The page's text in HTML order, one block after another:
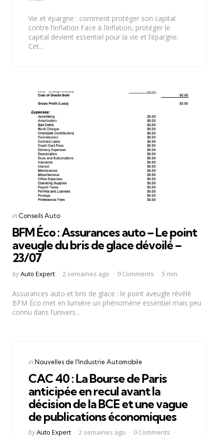
Vie et épargne : comment protéger son capital
contre l’inflation Face à l’inflation, protéger le
capital devient essentiel pour la vie et l’épargne.
Cet...
Categories
Posted
in Conseils Auto
BFM Éco : Assurances auto – Le point
aveugle du bris de glace dévoilé –
23/07
Posted
byAuto Expert 2 semaines ago 0 Comments 5 min
Assurances auto et bris de glace : le point aveugle révélé
BFM Éco met en lumière un phénomène essentiel mais peu
connu dans l’univers...
Categories
Posted
inNouvelles de l'Industrie Automobile
CAC 40 : La Bourse de Paris
anticipée en recul avant la
décision de la BCE et une vague
de publications économiques
Posted
byAuto Expert 2 semaines ago
0 Comments